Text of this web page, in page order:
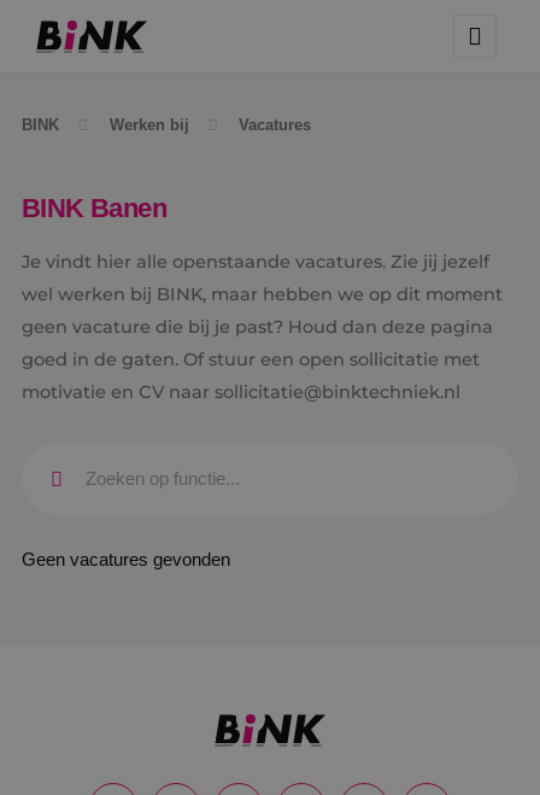
BINK Werken bij Vacatures
BINK Banen
Je vindt hier alle openstaande vacatures. Zie jij jezelf
wel werken bij BINK, maar hebben we op dit moment
geen vacature die bij je past? Houd dan deze pagina
goed in de gaten. Of stuur een open sollicitatie met
motivatie en CV naar sollicitatie@binktechniek.nl
Geen vacatures gevonden